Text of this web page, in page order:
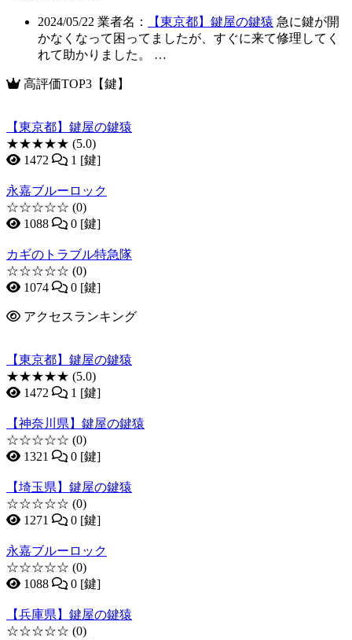
2024/05/22 業者名： 【東京都】鍵屋の鍵猿 急に鍵が開
かなくなって困ってましたが、すぐに来て修理してく
れて助かりました。 …
高評価TOP3【鍵】
【東京都】鍵屋の鍵猿
★★★★★ (5.0)
1472
1 [鍵]
永嘉ブルーロック
☆☆☆☆☆ (0)
1088
0 [鍵]
カギのトラブル特急隊
☆☆☆☆☆ (0)
1074
0 [鍵]
アクセスランキング
【東京都】鍵屋の鍵猿
★★★★★ (5.0)
1472
1 [鍵]
【神奈川県】鍵屋の鍵猿
☆☆☆☆☆ (0)
1321
0 [鍵]
【埼玉県】鍵屋の鍵猿
☆☆☆☆☆ (0)
1271
0 [鍵]
永嘉ブルーロック
☆☆☆☆☆ (0)
1088
0 [鍵]
【兵庫県】鍵屋の鍵猿
☆☆☆☆☆ (0)